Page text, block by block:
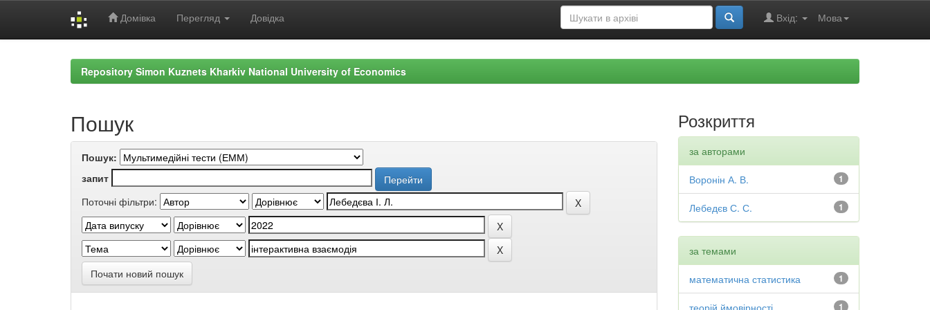
Домівка Перегляд Довідка Мова
Вхід:
Repository Simon Kuznets Kharkiv National University of Economics
Пошук
Пошук:
запит
Поточні фільтри:
Почати новий пошук
Розкриття
за авторами
1
Воронін А. В.
1
Лебедєв С. С.
за темами
1
математична статистика
1
теорій ймовірності